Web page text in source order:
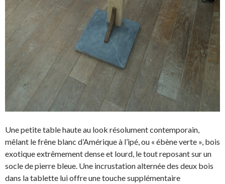
Une petite table haute au look résolument contemporain,
mêlant le frêne blanc d’Amérique à l’ipé, ou « ébène verte », bois
exotique extrêmement dense et lourd, le tout reposant sur un
socle de pierre bleue. Une incrustation alternée des deux bois
dans la tablette lui offre une touche supplémentaire